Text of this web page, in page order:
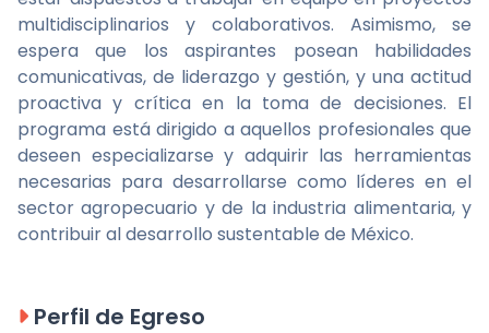
multidisciplinarios y colaborativos. Asimismo, se
espera que los aspirantes posean habilidades
comunicativas, de liderazgo y gestión, y una actitud
proactiva y crítica en la toma de decisiones. El
programa está dirigido a aquellos profesionales que
deseen especializarse y adquirir las herramientas
necesarias para desarrollarse como líderes en el
sector agropecuario y de la industria alimentaria, y
contribuir al desarrollo sustentable de México.
Perfil de Egreso